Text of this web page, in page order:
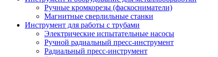
Ручные кромкорезы (фаскосниматели)
Магнитные сверлильные станки
Инструмент для работы с трубами
Электрические испытательные насосы
Ручной радиальный пресс-инструмент
Радиальный пресс-инструмент